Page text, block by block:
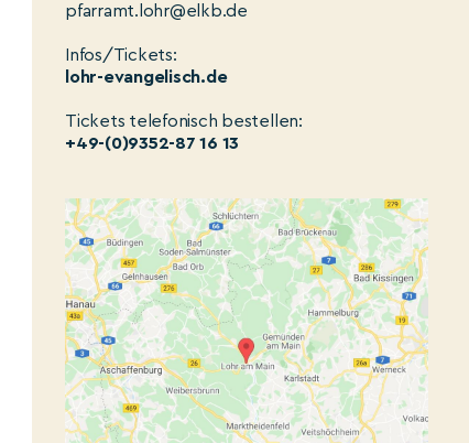
pfarramt.lohr@elkb.de
Infos/Tickets:
lohr-evangelisch.de
Tickets telefonisch bestellen:
+49-(0)9352-87 16 13